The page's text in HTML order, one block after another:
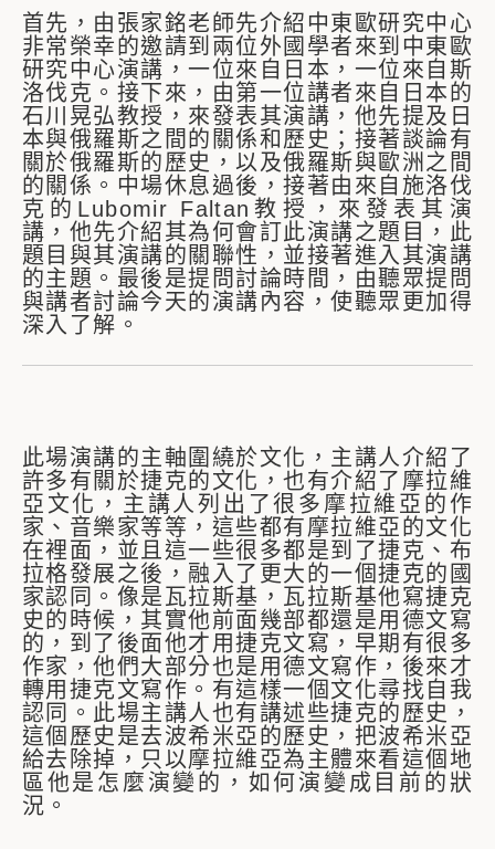
首先，由張家銘老師先介紹中東歐研究中心
非常榮幸的邀請到兩位外國學者來到中東歐
研究中心演講，一位來自日本，一位來自斯
洛伐克。接下來，由第一位講者來自日本的
石川晃弘教授，來發表其演講，他先提及日
本與俄羅斯之間的關係和歷史；接著談論有
關於俄羅斯的歷史，以及俄羅斯與歐洲之間
的關係。中場休息過後，接著由來自施洛伐
克的Lubomir Faltan教授，來發表其演
講，他先介紹其為何會訂此演講之題目，此
題目與其演講的關聯性，並接著進入其演講
的主題。最後是提問討論時間，由聽眾提問
與講者討論今天的演講內容，使聽眾更加得
深入了解。
此場演講的主軸圍繞於文化，主講人介紹了
許多有關於捷克的文化，也有介紹了摩拉維
亞文化，主講人列出了很多摩拉維亞的作
家、音樂家等等，這些都有摩拉維亞的文化
在裡面，並且這一些很多都是到了捷克、布
拉格發展之後，融入了更大的一個捷克的國
家認同。像是瓦拉斯基，瓦拉斯基他寫捷克
史的時候，其實他前面幾部都還是用德文寫
的，到了後面他才用捷克文寫，早期有很多
作家，他們大部分也是用德文寫作，後來才
轉用捷克文寫作。有這樣一個文化尋找自我
認同。此場主講人也有講述些捷克的歷史，
這個歷史是去波希米亞的歷史，把波希米亞
給去除掉，只以摩拉維亞為主體來看這個地
區他是怎麼演變的，如何演變成目前的狀
況。